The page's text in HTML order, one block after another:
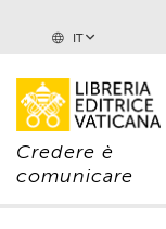
IT
Credere è
comunicare